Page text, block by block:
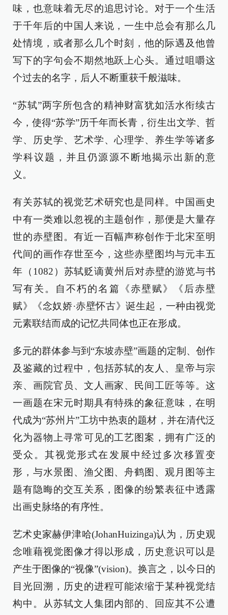
味，也意味着无尽的追思讨论。对于一个生活
于千年后的中国人来说，一生中总会有那么几
处情境，或者那么几个时刻，他的际遇及他曾
写下的字句会不期然地跃上心头。通过咀嚼这
个过去的名字，后人不断重获千般滋味。
“苏轼”两字所包含的精神财富犹如活水衔续古
今，使得“苏学”历千年而长青，衍生出文学、哲
学、历史学、艺术学、心理学、养生学等诸多
学科议题，并且仍源源不断地揭示出新的意
义。
有关苏轼的视觉艺术研究也是同样。中国画史
中有一类难以忽视的主题创作，那便是大量存
世的赤壁图。有近一百幅声称创作于北宋至明
代间的画作存世至今，这些赤壁图均与元丰五
年（1082）苏轼贬谪黄州后对赤壁的游览与书
写有关。自不朽的名篇《赤壁赋》《后赤壁
赋》《念奴娇·赤壁怀古》诞生起，一种由视觉
元素联结而成的记忆共同体也正在形成。
多元的群体参与到“东坡赤壁”画题的定制、创作
及鉴藏的过程中，包括苏轼的友人、皇帝与宗
亲、画院官员、文人画家、民间工匠等等。这
一画题在宋元时期具有特殊的象征意味，在明
代成为“苏州片”工坊中热衷的题材，并在清代泛
化为器物上寻常可见的工艺图案，拥有广泛的
受众。其视觉形式在发展中经过多次移置变
形，与水景图、渔父图、舟鹤图、观月图等主
题有隐晦的交互关系，图像的纷繁表征中透露
出画史脉络的有序性。
艺术史家赫伊津哈(JohanHuizinga)认为，历史观
念唯藉视觉图像才得以形成，历史意识可以是
产生于图像的“视像”(vision)。换言之，以今日的
目光回溯，历史的进程可能浓缩于某种视觉结
构中。从苏轼文人集团内部的、回应其不公遭